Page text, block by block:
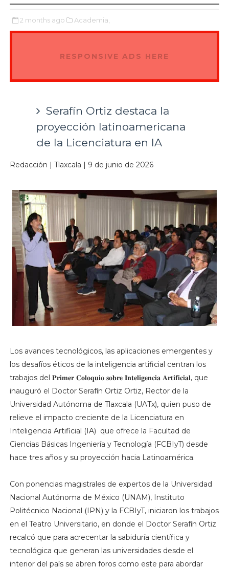
2 months ago Academia,
RESPONSIVE ADS HERE
Serafín Ortiz destaca la
proyección latinoamericana
de la Licenciatura en IA
Redacción | Tlaxcala | 9 de junio de 2026
Los avances tecnológicos, las aplicaciones emergentes y
los desafíos éticos de la inteligencia artificial centran los
trabajos del 𝐏𝐫𝐢𝐦𝐞𝐫 𝐂𝐨𝐥𝐨𝐪𝐮𝐢𝐨 𝐬𝐨𝐛𝐫𝐞 𝐈𝐧𝐭𝐞𝐥𝐢𝐠𝐞𝐧𝐜𝐢𝐚 𝐀𝐫𝐭𝐢𝐟𝐢𝐜𝐢𝐚𝐥, que
inauguró el Doctor Serafín Ortiz Ortiz, Rector de la
Universidad Autónoma de Tlaxcala (UATx), quien puso de
relieve el impacto creciente de la Licenciatura en
Inteligencia Artificial (IA) que ofrece la Facultad de
Ciencias Básicas Ingeniería y Tecnología (FCBIyT) desde
hace tres años y su proyección hacia Latinoamérica.
Con ponencias magistrales de expertos de la Universidad
Nacional Autónoma de México (UNAM), Instituto
Politécnico Nacional (IPN) y la FCBIyT, iniciaron los trabajos
en el Teatro Universitario, en donde el Doctor Serafín Ortiz
recalcó que para acrecentar la sabiduría científica y
tecnológica que generan las universidades desde el
interior del país se abren foros como este para abordar